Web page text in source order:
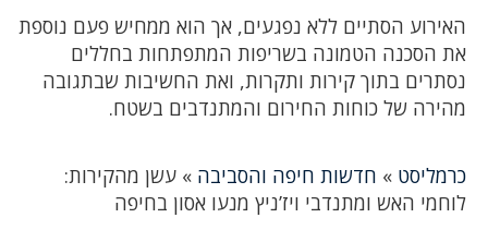
האירוע הסתיים ללא נפגעים, אך הוא ממחיש פעם נוספת
את הסכנה הטמונה בשריפות המתפתחות בחללים
נסתרים בתוך קירות ותקרות, ואת החשיבות שבתגובה
מהירה של כוחות החירום והמתנדבים בשטח.
כרמליסט » חדשות חיפה והסביבה » עשן מהקירות:
לוחמי האש ומתנדבי ויז’ניץ מנעו אסון בחיפה